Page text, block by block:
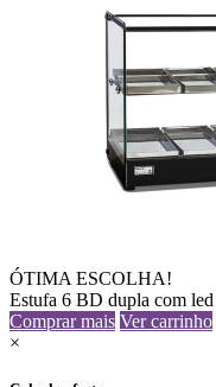
ÓTIMA ESCOLHA!
Estufa 6 BD dupla com led
Comprar mais Ver carrinho
×